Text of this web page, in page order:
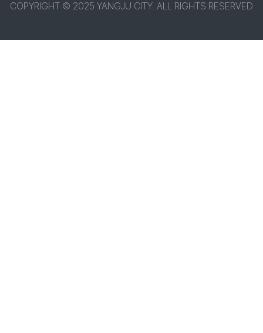
COPYRIGHT © 2025 YANGJU CITY. ALL RIGHTS RESERVED